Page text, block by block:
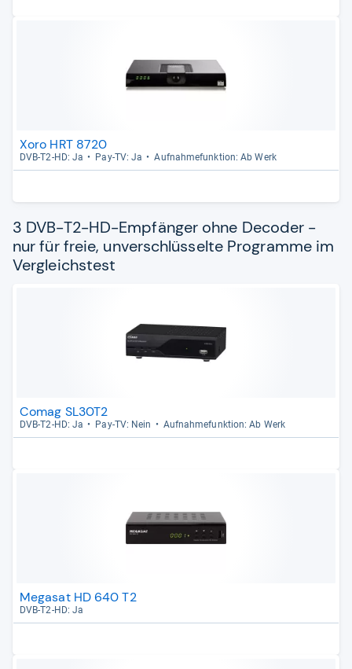
Xoro HRT 8720
DVB-​T2-​HD: Ja Pay-​TV: Ja Auf­nah­me­funk­tion: Ab Werk
3 DVB-T2-HD-Empfänger ohne Decoder -
nur für freie, unverschlüsselte Programme im
Vergleichstest
Comag SL30T2
DVB-​T2-​HD: Ja Pay-​TV: Nein Auf­nah­me­funk­tion: Ab Werk
Megasat HD 640 T2
DVB-​T2-​HD: Ja